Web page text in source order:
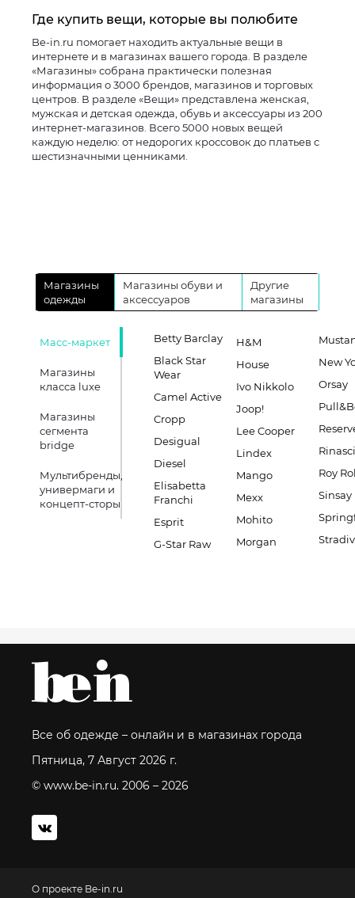
Где купить вещи, которые вы полюбите
Be-in.ru помогает находить актуальные вещи в
интернете и в магазинах вашего города. В разделе
«Магазины» собрана практически полезная
информация о 3000 брендов, магазинов и торговых
центров. В разделе «Вещи» представлена женская,
мужская и детская одежда, обувь и аксессуары из 200
интернет-магазинов. Всего 5000 новых вещей
каждую неделю: от недорогих кроссовок до платьев с
шестизначными ценниками.
Магазины
одежды
Магазины обуви и
аксессуаров
Другие
магазины
Масс-маркет
Магазины
класса luxe
Магазины
сегмента
bridge
Мультибренды,
универмаги и
концепт-сторы
Betty Barclay
Black Star
Wear
Camel Active
Cropp
Desigual
Diesel
Elisabetta
Franchi
Esprit
G-Star Raw
H&M
House
Ivo Nikkolo
Joop!
Lee Cooper
Lindex
Mango
Mexx
Mohito
Morgan
New
Orsay
Roy
Sinsay
Все об одежде – онлайн и в магазинах города
Пятница, 7 Август 2026 г.
© www.be-in.ru. 2006 – 2026
О проекте Be-in.ru